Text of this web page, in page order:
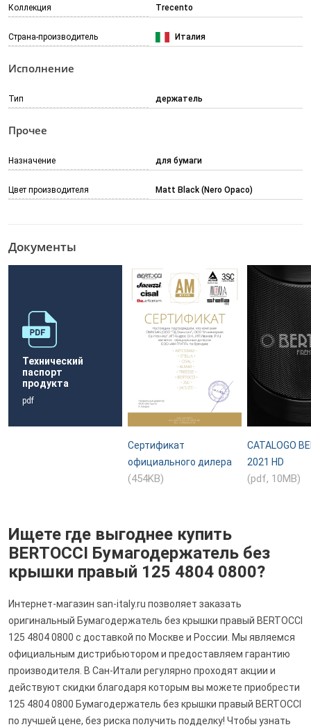
Коллекция Trecento
Страна-производитель Италия
Исполнение
Тип держатель
Прочее
Назначение для бумаги
Цвет производителя Matt Black (Nero Opaco)
Документы
Технический
паспорт
продукта
pdf
Сертификат
официального дилера
(454KB)
CATALOGO
2021 HD
(pdf, 10MB)
Ищете где выгоднее купить
BERTOCCI Бумагодержатель без
крышки правый 125 4804 0800?
Интернет-магазин san-italy.ru позволяет заказать
оригинальный Бумагодержатель без крышки правый BERTOCCI
125 4804 0800 с доставкой по Москве и России. Мы являемся
официальным дистрибьютором и предоставляем гарантию
производителя. В Сан-Итали регулярно проходят акции и
действуют скидки благодаря которым вы можете приобрести
125 4804 0800 Бумагодержатель без крышки правый BERTOCCI
по лучшей цене, без риска получить подделку! Чтобы узнать